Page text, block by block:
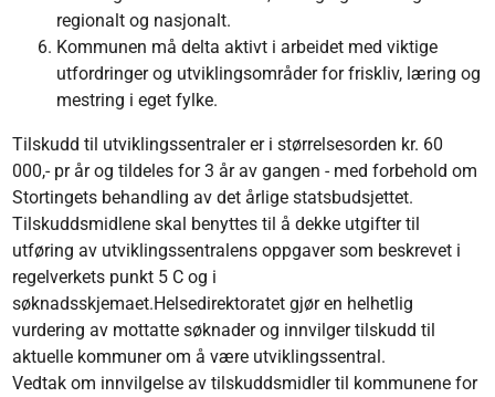
regionalt og nasjonalt.
Kommunen må delta aktivt i arbeidet med viktige
utfordringer og utviklingsområder for friskliv, læring og
mestring i eget fylke.
Tilskudd til utviklingssentraler er i størrelsesorden kr. 60
000,- pr år og tildeles for 3 år av gangen - med forbehold om
Stortingets behandling av det årlige statsbudsjettet.
Tilskuddsmidlene skal benyttes til å dekke utgifter til
utføring av utviklingssentralens oppgaver som beskrevet i
regelverkets punkt 5 C og i
søknadsskjemaet.Helsedirektoratet gjør en helhetlig
vurdering av mottatte søknader og innvilger tilskudd til
aktuelle kommuner om å være utviklingssentral.
Vedtak om innvilgelse av tilskuddsmidler til kommunene for